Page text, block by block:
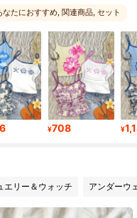
なたにおすすめ, 関連商品, セット
, マッチングチョイス
¥708 ¥
エリー＆ウォッチ アンダーウ